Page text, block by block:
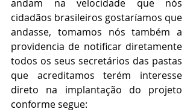
andam na velocidade que nós
cidadãos brasileiros gostaríamos que
andasse, tomamos nós também a
providencia de notificar diretamente
todos os seus secretários das pastas
que acreditamos terém interesse
direto na implantação do projeto
conforme segue: